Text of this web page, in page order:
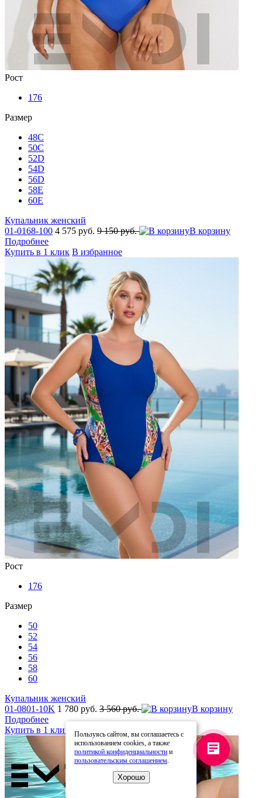
Рост
176
Размер
48C
50C
52D
54D
56D
58E
60E
Купальник женский
01-0168-100 4 575 руб. 9 150 руб.
В корзину
Подробнее
Купить в 1 клик В избранное
Рост
176
Размер
50
52
54
56
58
60
Купальник женский
01-0801-10K 1 780 руб. 3 560 руб.
В корзину
Подробнее
Купить в 1 клик
В избранное
Пользуясь сайтом, вы соглашаетесь с
использованием cookies, а также
политикой конфиденциальности и
пользовательским соглашением.
Хорошо